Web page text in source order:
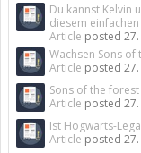
Du kannst Kelvin
diesem
Article posted
Wachsen Sons
Article posted
Sons of the
Article posted
Ist Hogwarts-
Article posted